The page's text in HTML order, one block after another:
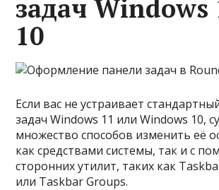
задач Windows
10
Если вас не устраивает
задач Windows 11 или Windows 10,
множество способов изменить её
как средствами системы, так и с
сторонних утилит, таких как
или Taskbar Groups.